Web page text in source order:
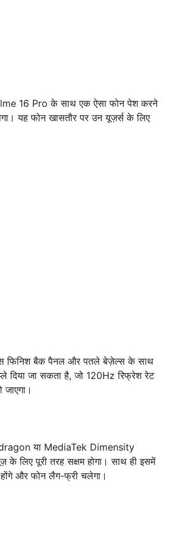
16 Pro के साथ एक ऐसा फोन पेश करने
यह फोन खासतौर पर उन यूज़र्स के लिए
फिनिश बैक पैनल और पतले बेज़ेल्स के साथ
दिया जा सकता है, जो 120Hz रिफ्रेश रेट
या MediaTek Dimensity
के लिए पूरी तरह सक्षम होगा। साथ ही इसमें
और फोन लैग-फ्री चलेगा।